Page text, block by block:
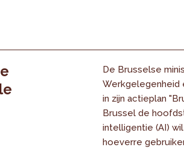
De Brusselse
Werkgelegenheid
in zijn actieplan
Brussel de
intelligentie (AI) wil
hoeverre